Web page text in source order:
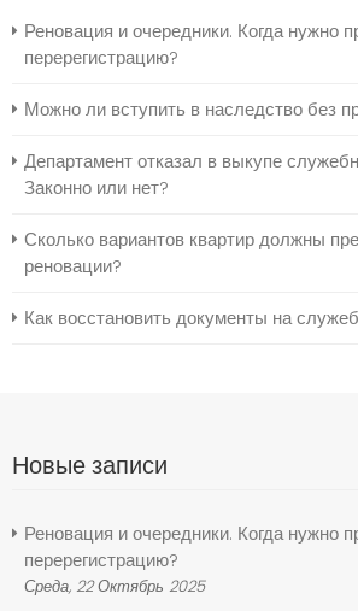
Реновация и очередники. Когда нужно
перерегистрацию?
Можно ли вступить в наследство без
Департамент отказал в выкупе
Законно или нет?
Сколько вариантов квартир должны
реновации?
Как восстановить документы на
Новые записи
Реновация и очередники. Когда нужно
перерегистрацию?
Среда, 22 Октябрь 2025